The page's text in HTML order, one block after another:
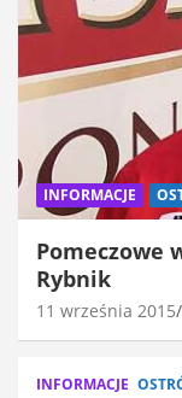
INFORMACJE
Pomeczowe
Rybnik
11 września 2015
INFORMACJE